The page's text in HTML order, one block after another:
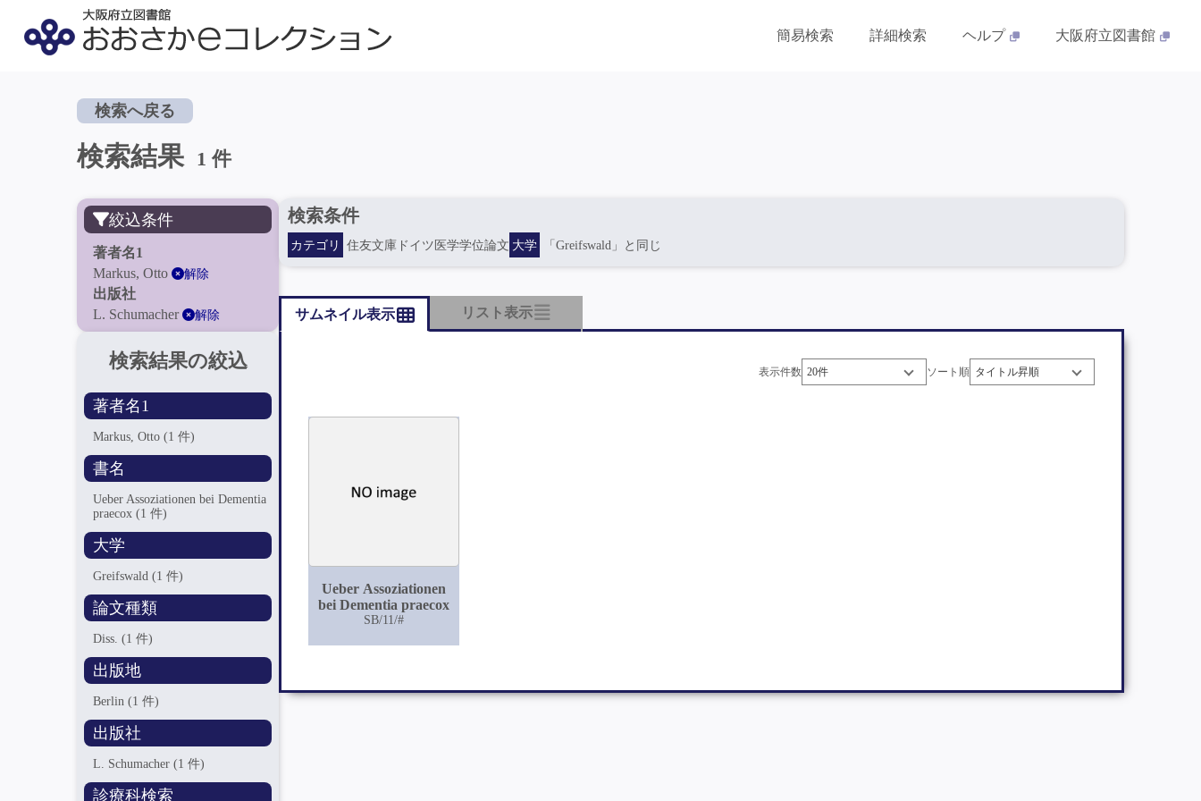
簡易検索 詳細検索 ヘルプ 大阪府立図書館
検索へ戻る
検索結果 1 件
絞込条件
著者名1
Markus, Otto
解除
出版社
L. Schumacher
解除
検索結果の絞込
著者名1
Markus, Otto(1 件)
書名
Ueber Assoziationen bei Dementia
praecox(1 件)
大学
Greifswald(1 件)
論文種類
Diss.(1 件)
出版地
Berlin(1 件)
出版社
L. Schumacher(1 件)
診療科検索
検索条件
カテゴリ 住友文庫ドイツ医学学位論文 大学 「Greifswald」と同じ
サムネイル表示 リスト表示
表示件数 ソート順
Ueber Assoziationen
bei Dementia praecox
SB/11/#